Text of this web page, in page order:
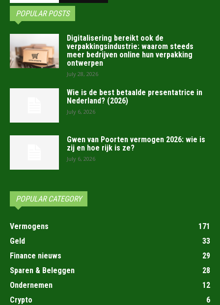
POPULAR POSTS
Digitalisering bereikt ook de
verpakkingsindustrie: waarom steeds
meer bedrijven online hun verpakking
ontwerpen
July 28, 2026
Wie is de best betaalde presentatrice in
Nederland? (2026)
July 6, 2026
Gwen van Poorten vermogen 2026: wie is
zij en hoe rijk is ze?
July 6, 2026
POPULAR CATEGORY
Vermogens
171
Geld
33
Finance nieuws
29
Sparen & Beleggen
28
Ondernemen
12
Crypto
6